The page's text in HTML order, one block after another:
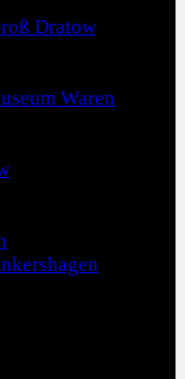
Dratow
Waren